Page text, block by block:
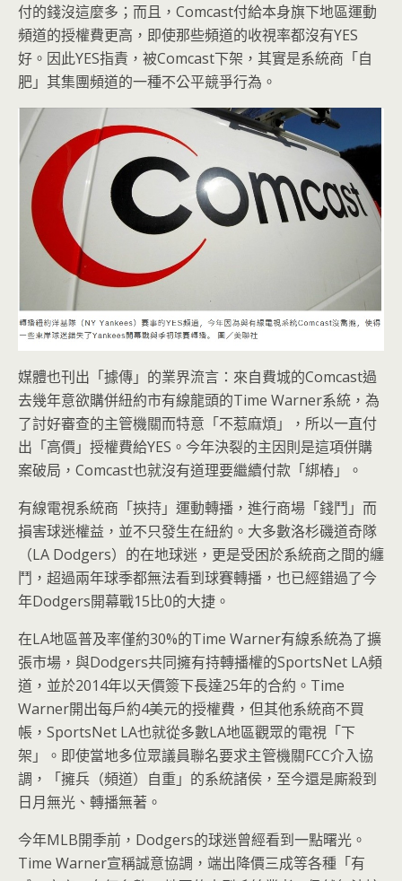
付的錢沒這麼多；而且，Comcast付給本身旗下地區運動
頻道的授權費更高，即使那些頻道的收視率都沒有YES
好。因此YES指責，被Comcast下架，其實是系統商「自
肥」其集團頻道的一種不公平競爭行為。
媒體也刊出「據傳」的業界流言：來自費城的Comcast過
去幾年意欲購併紐約市有線龍頭的Time Warner系統，為
了討好審查的主管機關而特意「不惹麻煩」，所以一直付
出「高價」授權費給YES。今年決裂的主因則是這項併購
案破局，Comcast也就沒有道理要繼續付款「綁樁」。
有線電視系統商「挾持」運動轉播，進行商場「錢鬥」而
損害球迷權益，並不只發生在紐約。大多數洛杉磯道奇隊
（LA Dodgers）的在地球迷，更是受困於系統商之間的纏
鬥，超過兩年球季都無法看到球賽轉播，也已經錯過了今
年Dodgers開幕戰15比0的大捷。
在LA地區普及率僅約30%的Time Warner有線系統為了擴
張市場，與Dodgers共同擁有持轉播權的SportsNet LA頻
道，並於2014年以天價簽下長達25年的合約。Time
Warner開出每戶約4美元的授權費，但其他系統商不買
帳，SportsNet LA也就從多數LA地區觀眾的電視「下
架」。即使當地多位眾議員聯名要求主管機關FCC介入協
調，「擁兵（頻道）自重」的系統諸侯，至今還是廝殺到
日月無光、轉播無著。
今年MLB開季前，Dodgers的球迷曾經看到一點曙光。
Time Warner宣稱誠意協調，端出降價三成等各種「有